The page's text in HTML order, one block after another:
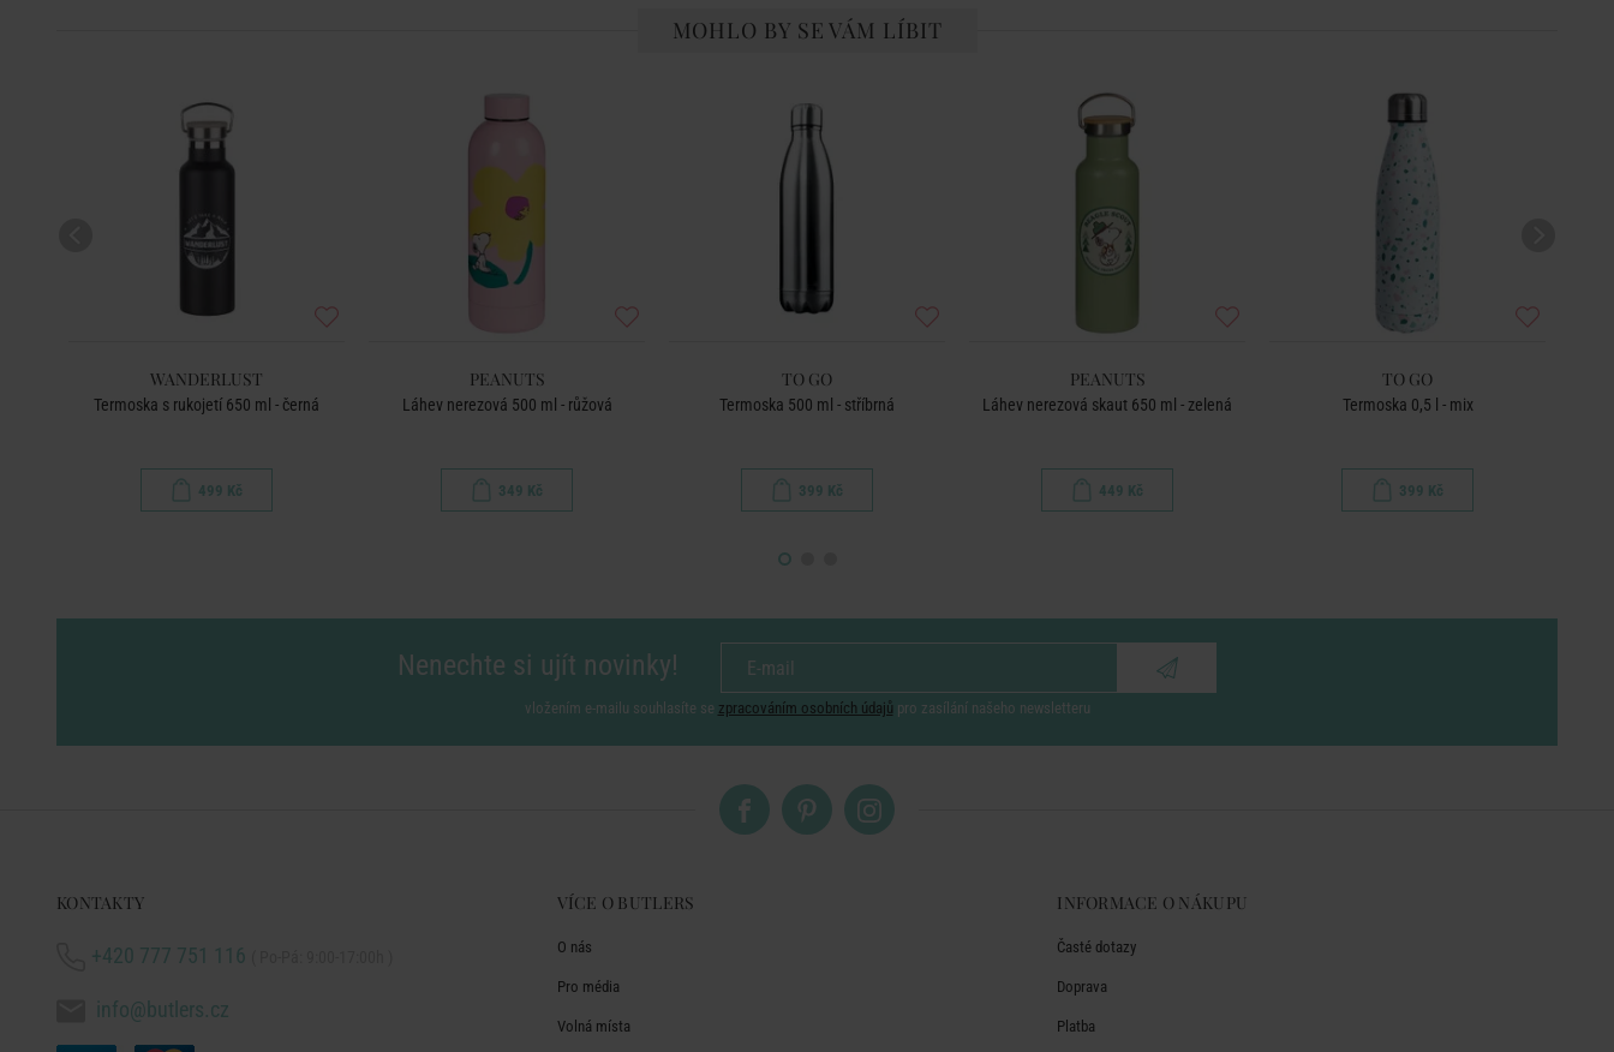
MOHLO BY SE VÁM LÍBIT
WANDERLUST
Termoska s rukojetí 650 ml - černá
499 Kč
PEANUTS
Láhev nerezová 500 ml - růžová
349 Kč
TO GO
Termoska 500 ml - stříbrná
399 Kč
PEANUTS
Láhev nerezová skaut 650 ml - zelená
449 Kč
TO GO
Termoska 0,5 l - mix
399 Kč
Nenechte si ujít novinky!
vložením e-mailu souhlasíte se zpracováním osobních údajů pro zasílání našeho newsletteru
KONTAKTY
+420 777 751 116
info@butlers.cz
VÍCE O BUTLERS
O nás
Pro média
Volná místa
INFORMACE O NÁKUPU
Časté dotazy
Doprava
Platba